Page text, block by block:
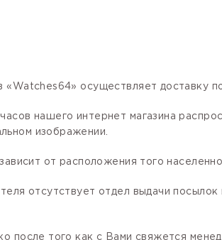
«Watches64» осуществляет доставку
нашего интернет магазина
изображении.
от расположения того
отсутствует отдел выдачи
после того как с Вами свяжется